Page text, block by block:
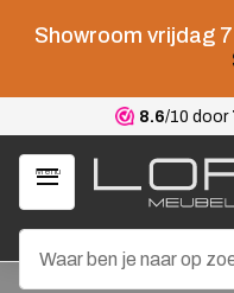
Showroom vrijdag
8.6/10 door
Menu